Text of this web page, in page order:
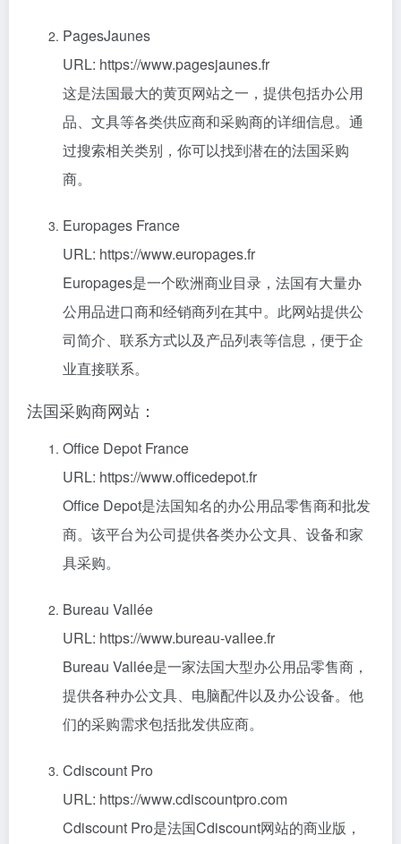
PagesJaunes
URL: https://www.pagesjaunes.fr
这是法国最大的黄页网站之一，提供包括办公用
品、文具等各类供应商和采购商的详细信息。通
过搜索相关类别，你可以找到潜在的法国采购
商。
Europages France
URL: https://www.europages.fr
Europages是一个欧洲商业目录，法国有大量办
公用品进口商和经销商列在其中。此网站提供公
司简介、联系方式以及产品列表等信息，便于企
业直接联系。
法国采购商网站：
Office Depot France
URL: https://www.officedepot.fr
Office Depot是法国知名的办公用品零售商和批发
商。该平台为公司提供各类办公文具、设备和家
具采购。
Bureau Vallée
URL: https://www.bureau-vallee.fr
Bureau Vallée是一家法国大型办公用品零售商，
提供各种办公文具、电脑配件以及办公设备。他
们的采购需求包括批发供应商。
Cdiscount Pro
URL: https://www.cdiscountpro.com
Cdiscount Pro是法国Cdiscount网站的商业版，